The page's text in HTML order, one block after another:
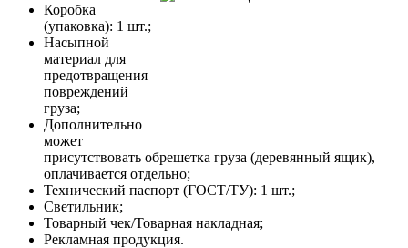
Коробка
(упаковка): 1 шт.;
Насыпной
материал для
предотвращения
повреждений
груза;
Дополнительно
может
присутствовать обрешетка груза (деревянный ящик),
оплачивается отдельно;
Технический паспорт (ГОСТ/ТУ): 1 шт.;
Светильник;
Товарный чек/Товарная накладная;
Рекламная продукция.